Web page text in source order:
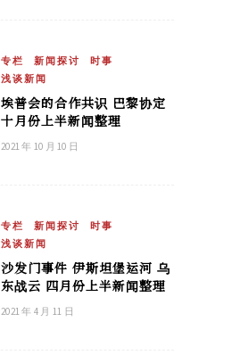
专栏 新闻探讨
时事
浅谈新闻
埃普会的合作共识 巴黎协定
十月份上半新闻整理
2021 年 10 月 10 日
专栏 新闻探讨
时事
浅谈新闻
沙发门事件 伊斯坦堡运河 乌
东战云 四月份上半新闻整理
2021 年 4 月 11 日